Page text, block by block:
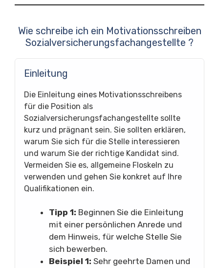
Wie schreibe ich ein Motivationsschreiben
Sozialversicherungsfachangestellte ?
Einleitung
Die Einleitung eines Motivationsschreibens
für die Position als
Sozialversicherungsfachangestellte sollte
kurz und prägnant sein. Sie sollten erklären,
warum Sie sich für die Stelle interessieren
und warum Sie der richtige Kandidat sind.
Vermeiden Sie es, allgemeine Floskeln zu
verwenden und gehen Sie konkret auf Ihre
Qualifikationen ein.
Tipp 1: Beginnen Sie die Einleitung
mit einer persönlichen Anrede und
dem Hinweis, für welche Stelle Sie
sich bewerben.
Beispiel 1: Sehr geehrte Damen und